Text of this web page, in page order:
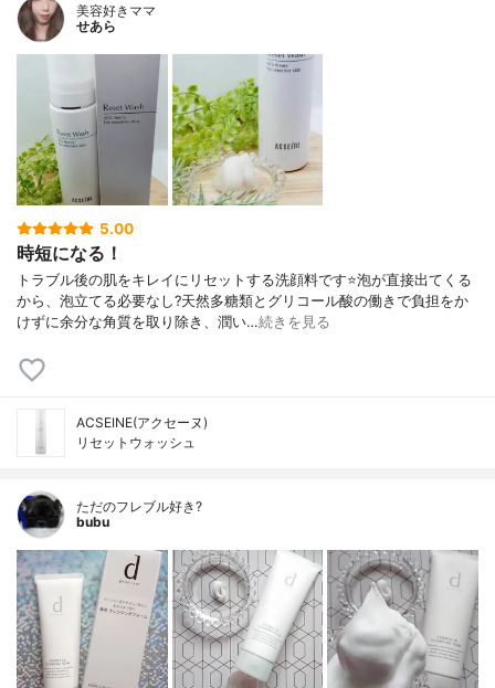
美容好きママ
せあら
5.00
時短になる！
トラブル後の肌をキレイにリセットする洗顔料です⭐泡が直接出てくる
から、泡立てる必要なし?天然多糖類とグリコール酸の働きで負担をか
けずに余分な角質を取り除き、潤い…続きを見る
ACSEINE(アクセーヌ)
リセットウォッシュ
ただのフレブル好き?
bubu